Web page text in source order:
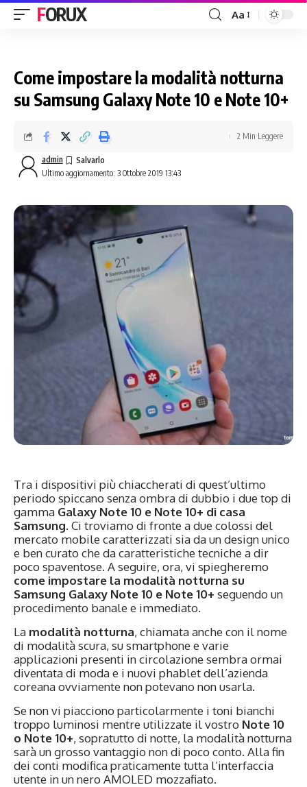
FORUX Aa
Come impostare la modalità notturna
su Samsung Galaxy Note 10 e Note 10+
Ultimo aggiornamento: 3 Ottobre 2019 13:43
admin
2 Min Leggere
Tra i dispositivi più chiaccherati di quest’ultimo
periodo spiccano senza ombra di dubbio i due top di
gamma Galaxy Note 10 e Note 10+ di casa
Samsung. Ci troviamo di fronte a due colossi del
mercato mobile caratterizzati sia da un design unico
e ben curato che da caratteristiche tecniche a dir
poco spaventose. A seguire, ora, vi spiegheremo
come impostare la modalità notturna su
Samsung Galaxy Note 10 e Note 10+ seguendo un
procedimento banale e immediato.
La modalità notturna, chiamata anche con il nome
di modalità scura, su smartphone e varie
applicazioni presenti in circolazione sembra ormai
diventata di moda e i nuovi phablet dell’azienda
coreana ovviamente non potevano non usarla.
Se non vi piacciono particolarmente i toni bianchi
troppo luminosi mentre utilizzate il vostro Note 10
o Note 10+, sopratutto di notte, la modalità notturna
sarà un grosso vantaggio non di poco conto. Alla fin
dei conti modifica praticamente tutta l’interfaccia
utente in un nero AMOLED mozzafiato.